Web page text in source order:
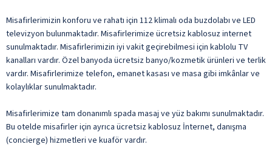
Misafirlerimizin konforu ve rahatı için 112 klimalı oda buzdolabı ve LED
televizyon bulunmaktadır. Misafirlerimize ücretsiz kablosuz internet
sunulmaktadır. Misafirlerimizin iyi vakit geçirebilmesi için kablolu TV
kanalları vardır. Özel banyoda ücretsiz banyo/kozmetik ürünleri ve terlik
vardır. Misafirlerimize telefon, emanet kasası ve masa gibi imkânlar ve
kolaylıklar sunulmaktadır.
Misafirlerimize tam donanımlı spada masaj ve yüz bakımı sunulmaktadır.
Bu otelde misafirler için ayrıca ücretsiz kablosuz İnternet, danışma
(concierge) hizmetleri ve kuaför vardır.